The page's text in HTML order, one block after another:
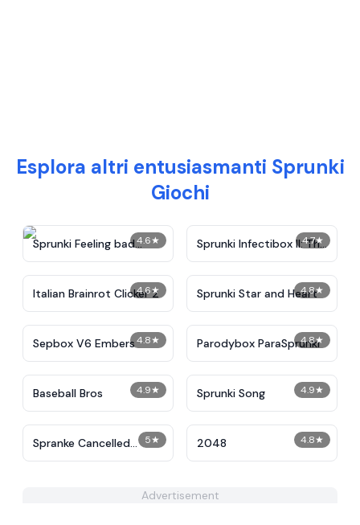
Esplora altri entusiasmanti Sprunki
Giochi
4.6★
Sprunki Feeling bad
Remake deluxe
4.7★
Sprunki Infectibox II: The
Remaster
4.6★
Italian Brainrot Clicker 2 4.8★
Sprunki Star and Heart
4.8★
Sepbox V6 Embers 4.8★
Parodybox ParaSprunki
4.9★
Baseball Bros 4.9★
Sprunki Song
5★
Spranke Cancelled
Update
4.8★
2048
Advertisement